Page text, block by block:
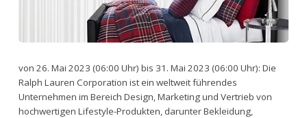
von 26. Mai 2023 (06:00 Uhr) bis 31. Mai 2023 (06:00 Uhr): Die
Ralph Lauren Corporation ist ein weltweit führendes
Unternehmen im Bereich Design, Marketing und Vertrieb von
hochwertigen Lifestyle-Produkten, darunter Bekleidung,